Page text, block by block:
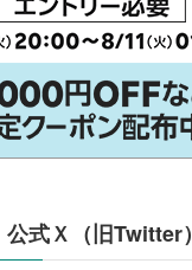
式Ｘ（旧Twitter）